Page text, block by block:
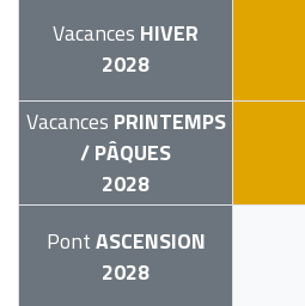
Vacances HIVER
2028
Vacances PRINTEMPS
/ PÂQUES
2028
PontASCENSION
2028